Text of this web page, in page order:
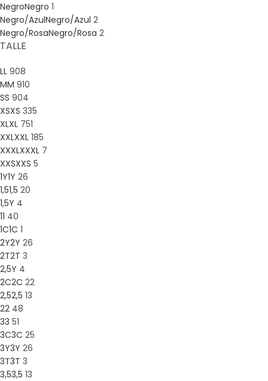
NegroNegro 1
Negro/AzulNegro/Azul 2
Negro/RosaNegro/Rosa 2
TALLE
LL 908
MM 910
SS 904
XSXS 335
XLXL 751
XXLXXL 185
XXXLXXXL 7
XXSXXS 5
1Y1Y 26
1,51,5 20
1,5Y 4
11 40
1C1C 1
2Y2Y 26
2T2T 3
2,5Y 4
2C2C 22
2,52,5 13
22 48
33 51
3C3C 25
3Y3Y 26
3T3T 3
3,53,5 13